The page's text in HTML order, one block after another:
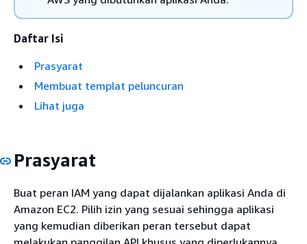
Daftar Isi
Prasyarat
Membuat templat peluncuran
Lihat juga
Prasyarat
Buat peran IAM yang dapat dijalankan aplikasi Anda di
Amazon EC2. Pilih izin yang sesuai sehingga aplikasi
yang kemudian diberikan peran tersebut dapat